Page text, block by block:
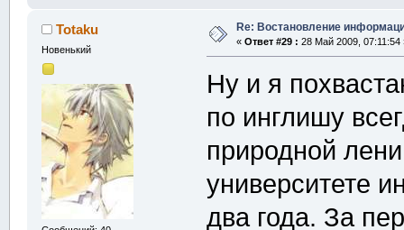
Totaku
Новенький
Re: Востановление
« Ответ #29 : 28 Май 2009, 07:11:54
Ну и я
по инглишу
природной
университете
два года. За